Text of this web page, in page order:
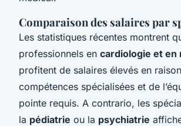
Comparaison des salaires par
Les statistiques récentes montrent
professionnels en cardiologie et en
profitent de salaires élevés en
compétences spécialisées et de
pointe requis. A contrario, les
la pédiatrie ou la psychiatrie